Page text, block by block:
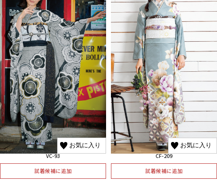
お気に入り
VC-93
試着候補に追加
お気に入り
CF-209
試着候補に追加